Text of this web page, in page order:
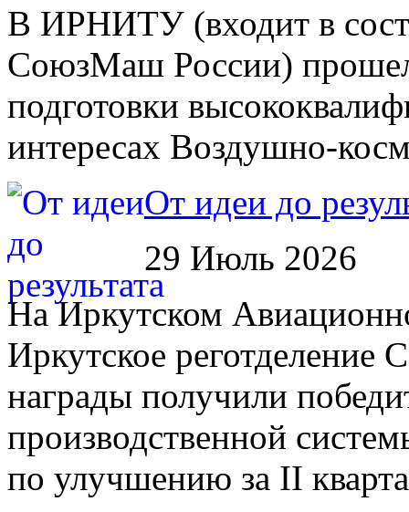
В ИРНИТУ (входит в
СоюзМаш России) прошел
подготовки
интересах Воздушно-
От идеи до
29 Июль 2026
На Иркутском
Иркутское
награды получили
производственной
по улучшению за II